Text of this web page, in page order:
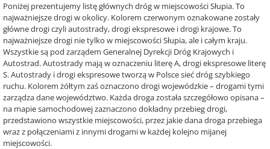
Poniżej prezentujemy listę głównych dróg w miejscowości Słupia. To
najważniejsze drogi w okolicy. Kolorem czerwonym oznakowane zostały
główne drogi czyli autostrady, drogi ekspresowe i drogi krajowe. To
najważniejsze drogi nie tylko w miejscowości Słupia, ale i całym kraju.
Wszystkie są pod zarządem Generalnej Dyrekcji Dróg Krajowych i
Autostrad. Autostrady mają w oznaczeniu literę A, drogi ekspresowe literę
S. Autostrady i drogi ekspresowe tworzą w Polsce sieć dróg szybkiego
ruchu. Kolorem żółtym zaś oznaczono drogi wojewódzkie – drogami tymi
zarządza dane województwo. Każda droga została szczegółowo opisana –
na mapie samochodowej zaznaczono dokładny przebieg drogi,
przedstawiono wszystkie miejscowości, przez jakie dana droga przebiega
wraz z połączeniami z innymi drogami w każdej kolejno mijanej
miejscowości.